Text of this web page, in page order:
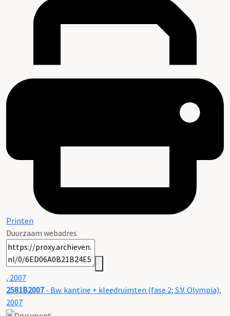
Printen
Duurzaam webadres
, 2007
2581B2007- Bw. kantine + kleedruimten (fase 2; S.V. Olympia),
2007